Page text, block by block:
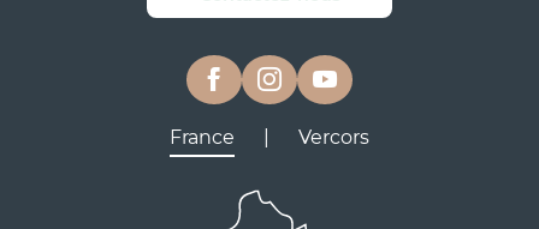
France Vercors
Lyon